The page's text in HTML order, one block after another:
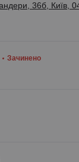
36б, Київ,
Зачинено